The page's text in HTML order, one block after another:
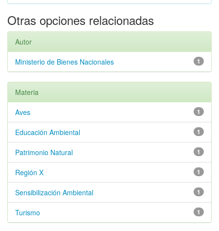
Otras opciones relacionadas
Autor
1
Ministerio de Bienes Nacionales
Materia
1
Aves
1
Educación Ambiental
1
Patrimonio Natural
1
Región X
1
Sensibilización Ambiental
1
Turismo